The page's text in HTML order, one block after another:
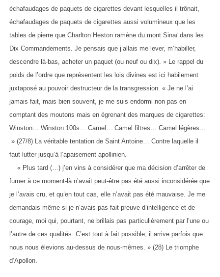
échafaudages de paquets de cigarettes devant lesquelles il trônait,
échafaudages de paquets de cigarettes aussi volumineux que les
tables de pierre que Charlton Heston ramène du mont Sinaï dans les
Dix Commandements. Je pensais que j’allais me lever, m’habiller,
descendre là-bas, acheter un paquet (ou neuf ou dix). » Le rappel du
poids de l’ordre que représentent les lois divines est ici habilement
juxtaposé au pouvoir destructeur de la transgression. « Je ne l’ai
jamais fait, mais bien souvent, je me suis endormi non pas en
comptant des moutons mais en égrenant des marques de cigarettes:
Winston… Winston 100s… Camel… Camel filtres… Camel légères…
» (27/8) La véritable tentation de Saint Antoine… Contre laquelle il
faut lutter jusqu’à l’apaisement apollinien.
« Plus tard (…) j’en vins à considérer que ma décision d’arrêter de
fumer à ce moment-là n’avait peut-être pas été aussi inconsidérée que
je l’avais cru, et qu’en tout cas, elle n’avait pas été mauvaise. Je me
demandais même si je n’avais pas fait preuve d’intelligence et de
courage, moi qui, pourtant, ne brillais pas particulièrement par l’une ou
l’autre de ces qualités. C’est tout à fait possible; il arrive parfois que
nous nous élevions au-dessus de nous-mêmes. » (28) Le triomphe
d’Apollon.